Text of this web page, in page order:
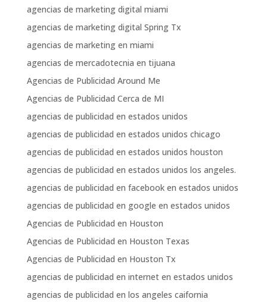
agencias de marketing digital miami
agencias de marketing digital Spring Tx
agencias de marketing en miami
agencias de mercadotecnia en tijuana
Agencias de Publicidad Around Me
Agencias de Publicidad Cerca de MI
agencias de publicidad en estados unidos
agencias de publicidad en estados unidos chicago
agencias de publicidad en estados unidos houston
agencias de publicidad en estados unidos los angeles.
agencias de publicidad en facebook en estados unidos
agencias de publicidad en google en estados unidos
Agencias de Publicidad en Houston
Agencias de Publicidad en Houston Texas
Agencias de Publicidad en Houston Tx
agencias de publicidad en internet en estados unidos
agencias de publicidad en los angeles caifornia